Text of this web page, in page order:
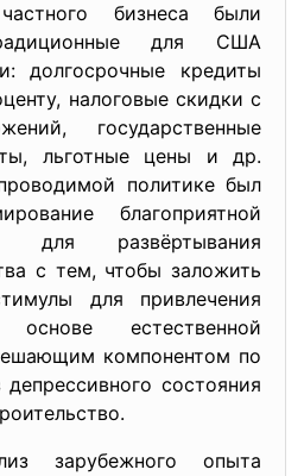
бизнеса были
для США
долгосрочные кредиты
налоговые скидки с
государственные
льготные цены и др.
политике был
благоприятной
для развёртывания
с тем, чтобы заложить
для привлечения
естественной
компонентом по
состояния
зарубежного опыта